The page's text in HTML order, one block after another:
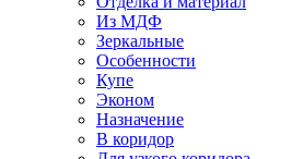
Из МДФ
Зеркальные
Особенности
Купе
Эконом
Назначение
В коридор